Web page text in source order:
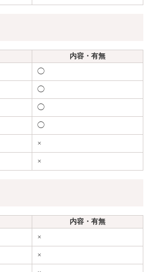
内容・有無
◯
◯
◯
◯
×
×
内容・有無
×
×